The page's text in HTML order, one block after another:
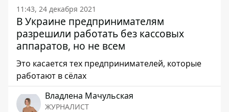
11:43, 24 декабря 2021
В Украине предпринимателям
разрешили работать без кассовых
аппаратов, но не всем
Это касается тех предпринимателей, которые
работают в сёлах
Владлена Мачульская
ЖУРНАЛИСТ